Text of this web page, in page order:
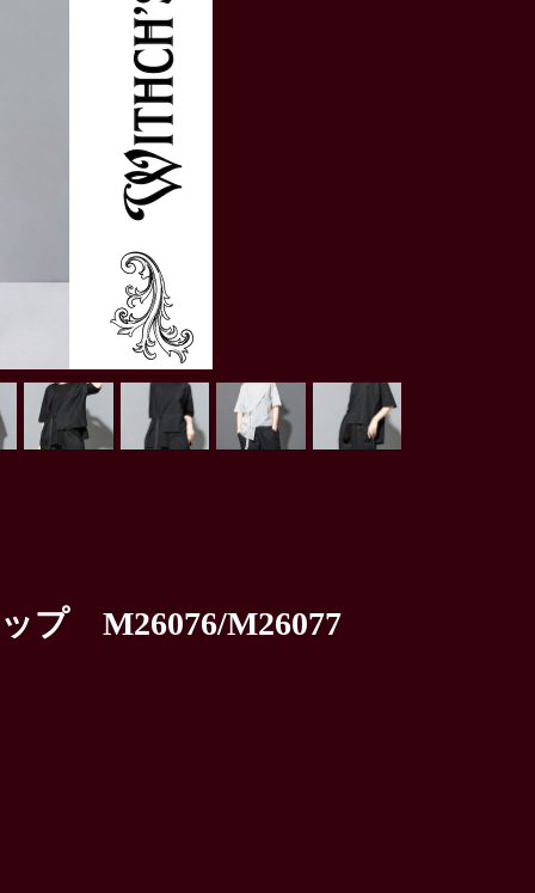
プ M26076/M26077